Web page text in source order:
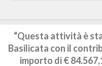
“Questa attività è
Basilicata con il
importo di €